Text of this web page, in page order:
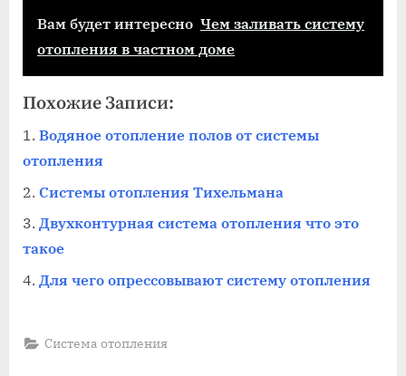
Вам будет интересно Чем заливать систему
отопления в частном доме
Похожие Записи:
Водяное отопление полов от системы
отопления
Системы отопления Тихельмана
Двухконтурная система отопления что это
такое
Для чего опрессовывают систему отопления
Система отопления